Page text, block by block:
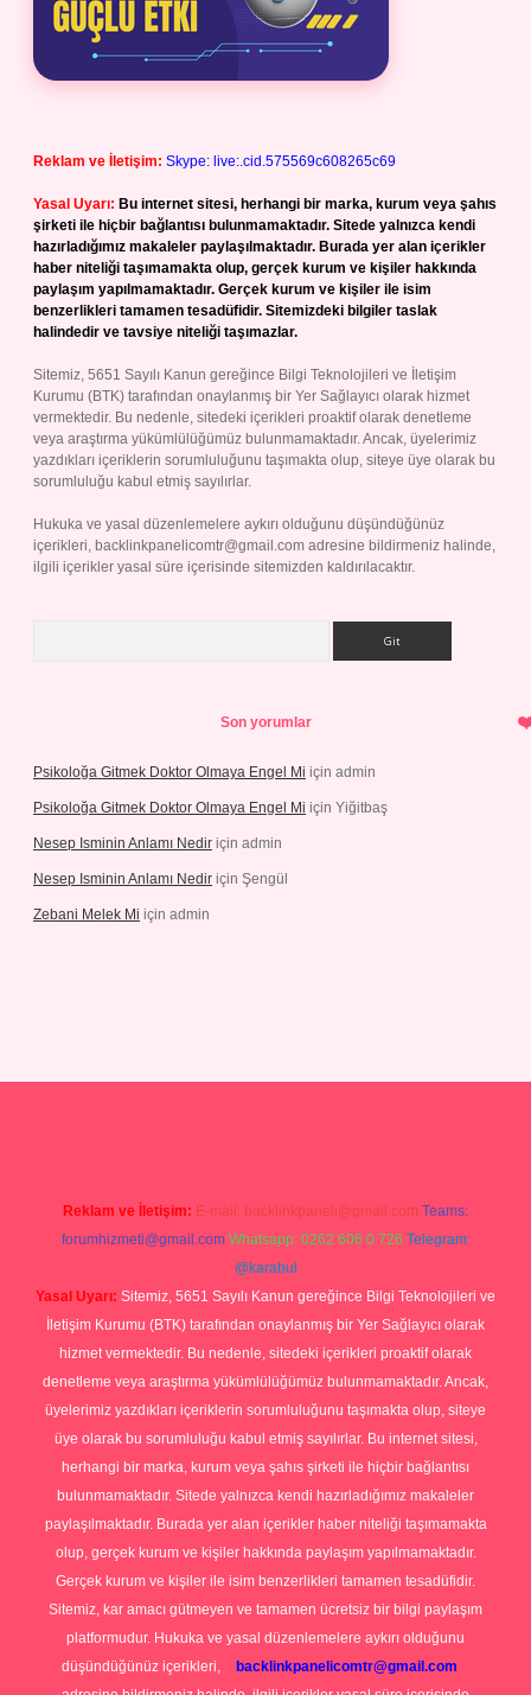
Reklam ve İletişim: Skype: live:.cid.575569c608265c69
Yasal Uyarı: Bu internet sitesi, herhangi bir marka, kurum veya şahıs
şirketi ile hiçbir bağlantısı bulunmamaktadır. Sitede yalnızca kendi
hazırladığımız makaleler paylaşılmaktadır. Burada yer alan içerikler
haber niteliği taşımamakta olup, gerçek kurum ve kişiler hakkında
paylaşım yapılmamaktadır. Gerçek kurum ve kişiler ile isim
benzerlikleri tamamen tesadüfidir. Sitemizdeki bilgiler taslak
halindedir ve tavsiye niteliği taşımazlar.
Sitemiz, 5651 Sayılı Kanun gereğince Bilgi Teknolojileri ve İletişim
Kurumu (BTK) tarafından onaylanmış bir Yer Sağlayıcı olarak hizmet
vermektedir. Bu nedenle, sitedeki içerikleri proaktif olarak denetleme
veya araştırma yükümlülüğümüz bulunmamaktadır. Ancak, üyelerimiz
yazdıkları içeriklerin sorumluluğunu taşımakta olup, siteye üye olarak bu
sorumluluğu kabul etmiş sayılırlar.
Hukuka ve yasal düzenlemelere aykırı olduğunu düşündüğünüz
içerikleri, backlinkpanelicomtr@gmail.com adresine bildirmeniz halinde,
ilgili içerikler yasal süre içerisinde sitemizden kaldırılacaktır.
Son yorumlar
Psikoloğa Gitmek Doktor Olmaya Engel Mi için admin
Psikoloğa Gitmek Doktor Olmaya Engel Mi için Yiğitbaş
Nesep Isminin Anlamı Nedir için admin
Nesep Isminin Anlamı Nedir için Şengül
Zebani Melek Mi için admin
Reklam ve İletişim: E-mail: backlinkpaneli@gmail.com Teams:
forumhizmeti@gmail.com Whatsapp: 0262 606 0 726 Telegram:
@karabul
Yasal Uyarı: Sitemiz, 5651 Sayılı Kanun gereğince Bilgi Teknolojileri ve
İletişim Kurumu (BTK) tarafından onaylanmış bir Yer Sağlayıcı olarak
hizmet vermektedir. Bu nedenle, sitedeki içerikleri proaktif olarak
denetleme veya araştırma yükümlülüğümüz bulunmamaktadır. Ancak,
üyelerimiz yazdıkları içeriklerin sorumluluğunu taşımakta olup, siteye
üye olarak bu sorumluluğu kabul etmiş sayılırlar. Bu internet sitesi,
herhangi bir marka, kurum veya şahıs şirketi ile hiçbir bağlantısı
bulunmamaktadır. Sitede yalnızca kendi hazırladığımız makaleler
paylaşılmaktadır. Burada yer alan içerikler haber niteliği taşımamakta
olup, gerçek kurum ve kişiler hakkında paylaşım yapılmamaktadır.
Gerçek kurum ve kişiler ile isim benzerlikleri tamamen tesadüfidir.
Sitemiz, kar amacı gütmeyen ve tamamen ücretsiz bir bilgi paylaşım
platformudur. Hukuka ve yasal düzenlemelere aykırı olduğunu
düşündüğünüz içerikleri,
backlinkpanelicomtr@gmail.com